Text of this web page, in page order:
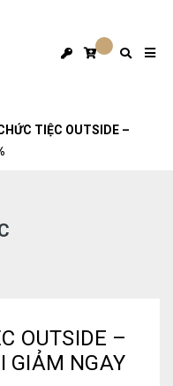
TIỆC OUTSIDE –
OUTSIDE –
GIẢM NGAY